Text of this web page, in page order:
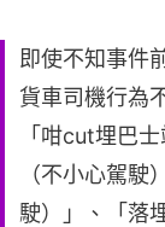
即使不知事件
貨車司機行為
「咁cut埋巴
（不小心駕駛
駛）」、「落